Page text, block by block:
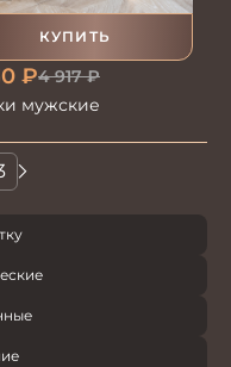
КУПИТЬ
₽4 917₽
мужские